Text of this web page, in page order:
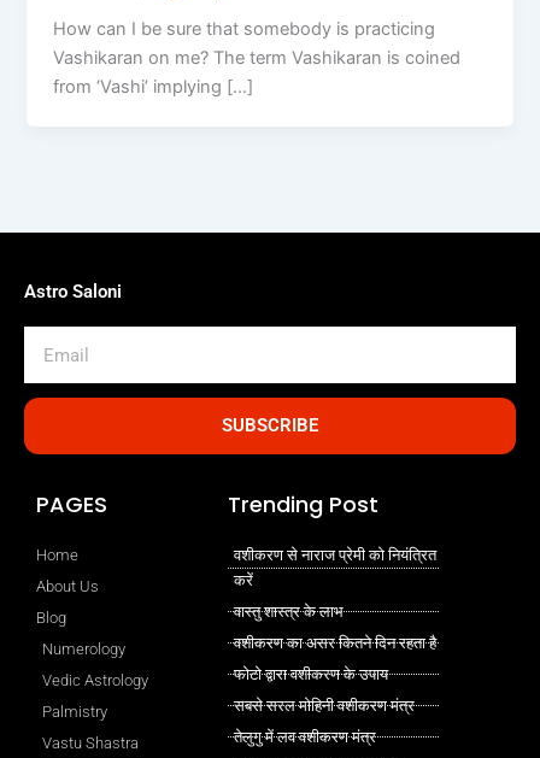
How can I be sure that somebody is practicing
Vashikaran on me? The term Vashikaran is coined
from ‘Vashi’ implying […]
Astro Saloni
SUBSCRIBE
PAGES
Home
About Us
Blog
Numerology
Vedic Astrology
Palmistry
Vastu Shastra
Trending Post
वशीकरण से नाराज प्रेमी को नियंत्रित
करें
वास्तु शास्त्र के लाभ
वशीकरण का असर कितने दिन रहता है
फोटो द्वारा वशीकरण के उपाय
सबसे सरल मोहिनी वशीकरण मंत्र
तेलुगु में लव वशीकरण मंत्र